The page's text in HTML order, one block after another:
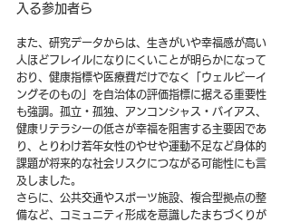
入る参加者ら
また、研究データからは、生きがいや幸福感が高い
人ほどフレイルになりにくいことが明らかになって
おり、健康指標や医療費だけでなく「ウェルビーイ
ングそのもの」を自治体の評価指標に据える重要性
も強調。孤立・孤独、アンコンシャス・バイアス、
健康リテラシーの低さが幸福を阻害する主要因であ
り、とりわけ若年女性のやせや運動不足など身体的
課題が将来的な社会リスクにつながる可能性にも言
及しました。
さらに、公共交通やスポーツ施設、複合型拠点の整
備など、コミュニティ形成を意識したまちづくりが